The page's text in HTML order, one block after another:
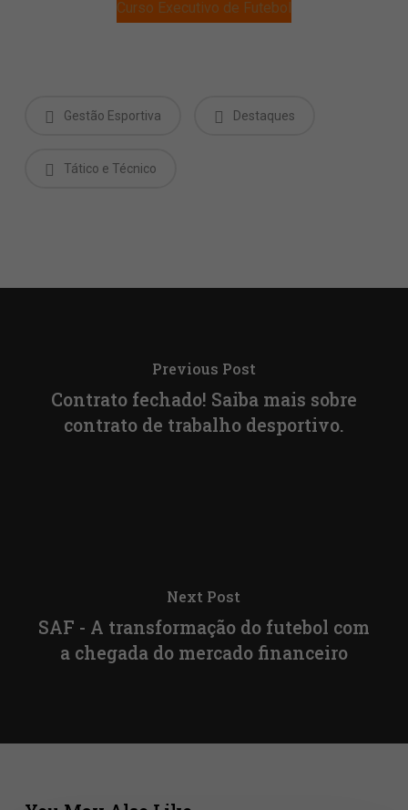
Curso Executivo de Futebol
Gestão Esportiva Destaques
Tático e Técnico
Previous Post
Contrato fechado! Saiba mais sobre
contrato de trabalho desportivo.
Next Post
SAF - A transformação do futebol com
a chegada do mercado financeiro